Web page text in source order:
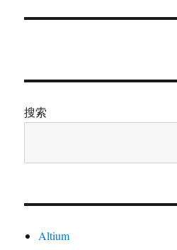
搜索
Altium